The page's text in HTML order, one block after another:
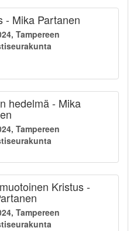
- Mika Partanen
Tampereen
hedelmä - Mika
Tampereen
Kristus -
Tampereen